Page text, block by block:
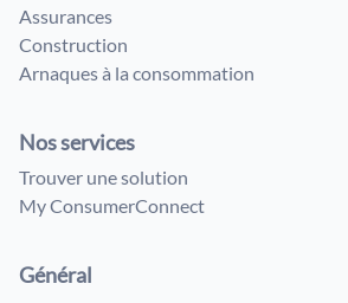
Assurances
Construction
Arnaques à la consommation
Nos services
Trouver une solution
My ConsumerConnect
Général